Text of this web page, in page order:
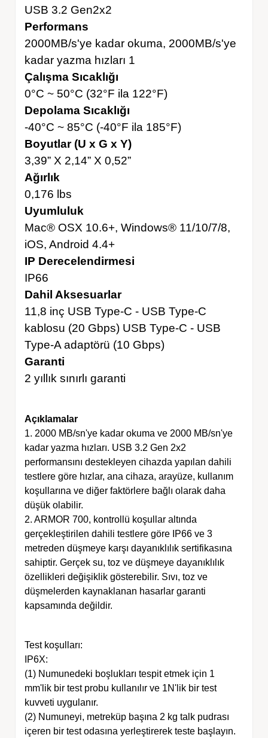
USB 3.2 Gen2x2
Performans
2000MB/s'ye kadar okuma, 2000MB/s'ye
kadar yazma hızları 1
Çalışma Sıcaklığı
0°C ~ 50°C (32°F ila 122°F)
Depolama Sıcaklığı
-40°C ~ 85°C (-40°F ila 185°F)
Boyutlar (U x G x Y)
3,39” X 2,14” X 0,52”
Ağırlık
0,176 lbs
Uyumluluk
Mac® OSX 10.6+, Windows® 11/10/7/8,
iOS, Android 4.4+
IP Derecelendirmesi
IP66
Dahil Aksesuarlar
11,8 inç USB Type-C - USB Type-C
kablosu (20 Gbps) USB Type-C - USB
Type-A adaptörü (10 Gbps)
Garanti
2 yıllık sınırlı garanti
Açıklamalar
1. 2000 MB/sn'ye kadar okuma ve 2000 MB/sn'ye
kadar yazma hızları. USB 3.2 Gen 2x2
performansını destekleyen cihazda yapılan dahili
testlere göre hızlar, ana cihaza, arayüze, kullanım
koşullarına ve diğer faktörlere bağlı olarak daha
düşük olabilir.
2. ARMOR 700, kontrollü koşullar altında
gerçekleştirilen dahili testlere göre IP66 ve 3
metreden düşmeye karşı dayanıklılık sertifikasına
sahiptir. Gerçek su, toz ve düşmeye dayanıklılık
özellikleri değişiklik gösterebilir. Sıvı, toz ve
düşmelerden kaynaklanan hasarlar garanti
kapsamında değildir.
Test koşulları:
IP6X:
(1) Numunedeki boşlukları tespit etmek için 1
mm'lik bir test probu kullanılır ve 1N'lik bir test
kuvveti uygulanır.
(2) Numuneyi, metreküp başına 2 kg talk pudrası
içeren bir test odasına yerleştirerek teste başlayın.